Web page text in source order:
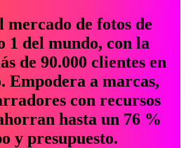
mercado de fotos de
1 del mundo, con la
de 90.000 clientes en
Empodera a marcas,
con recursos
hasta un 76 %
y presupuesto.